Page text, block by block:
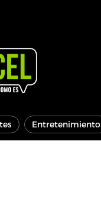
Entretenimiento